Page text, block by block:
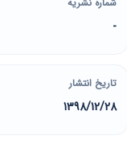
-
تاریخ انتشار
1398/12/28